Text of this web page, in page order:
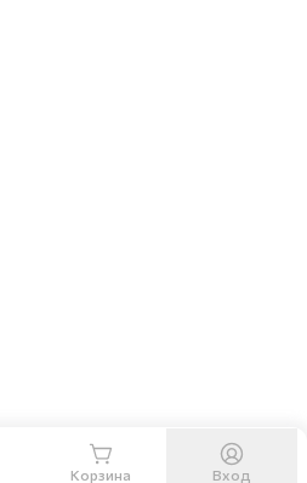
Корзина Вход